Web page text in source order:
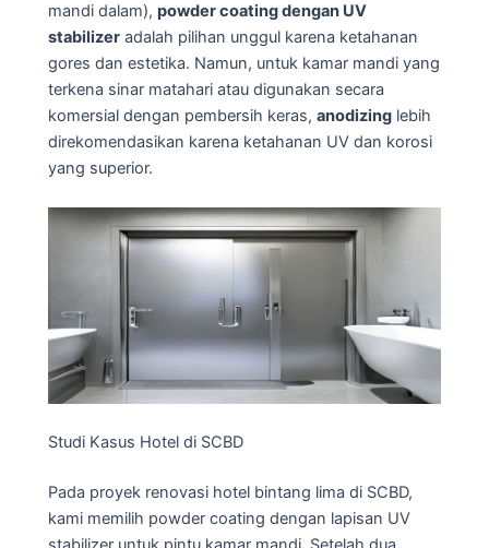
mandi dalam), powder coating dengan UV
stabilizer adalah pilihan unggul karena ketahanan
gores dan estetika. Namun, untuk kamar mandi yang
terkena sinar matahari atau digunakan secara
komersial dengan pembersih keras, anodizing lebih
direkomendasikan karena ketahanan UV dan korosi
yang superior.
Studi Kasus Hotel di SCBD
Pada proyek renovasi hotel bintang lima di SCBD,
kami memilih powder coating dengan lapisan UV